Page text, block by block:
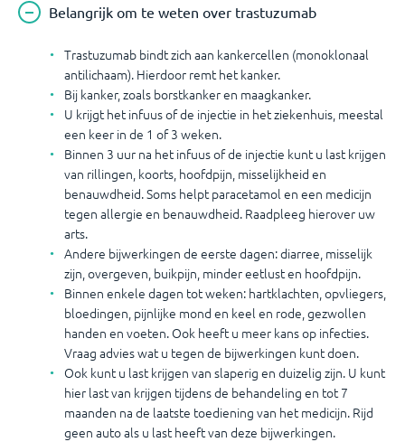
Belangrijk om te weten over trastuzumab
Trastuzumab bindt zich aan kankercellen (monoklonaal
antilichaam). Hierdoor remt het kanker.
Bij kanker, zoals borstkanker en maagkanker.
U krijgt het infuus of de injectie in het ziekenhuis, meestal
een keer in de 1 of 3 weken.
Binnen 3 uur na het infuus of de injectie kunt u last krijgen
van rillingen, koorts, hoofdpijn, misselijkheid en
benauwdheid. Soms helpt paracetamol en een medicijn
tegen allergie en benauwdheid. Raadpleeg hierover uw
arts.
Andere bijwerkingen de eerste dagen: diarree, misselijk
zijn, overgeven, buikpijn, minder eetlust en hoofdpijn.
Binnen enkele dagen tot weken: hartklachten, opvliegers,
bloedingen, pijnlijke mond en keel en rode, gezwollen
handen en voeten. Ook heeft u meer kans op infecties.
Vraag advies wat u tegen de bijwerkingen kunt doen.
Ook kunt u last krijgen van slaperig en duizelig zijn. U kunt
hier last van krijgen tijdens de behandeling en tot 7
maanden na de laatste toediening van het medicijn. Rijd
geen auto als u last heeft van deze bijwerkingen.